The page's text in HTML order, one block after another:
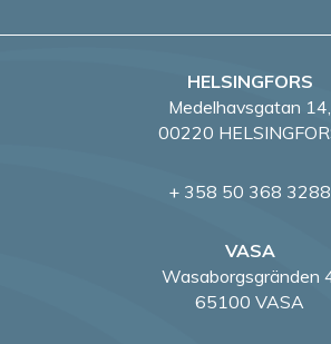
HELSINGFORS
Medelhavsgatan 14,
00220
+ 358 50 368 3288
VASA
Wasaborgsgränden
65100 VASA